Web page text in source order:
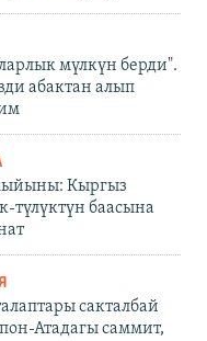
мүлкүн берди".
абактан алып
Кыргыз
түлүктүн баасына
сакталбай
Атадагы саммит,